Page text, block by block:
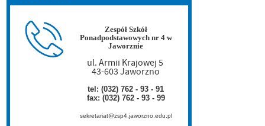
Zespół Szkół
Ponadpodstawowych nr 4 w
Jaworznie
ul. Armii Krajowej 5
43-603 Jaworzno
tel: (032) 762 - 93 - 91
fax: (032) 762 - 93 - 99
sekretariat@zsp4.jaworzno.edu.pl